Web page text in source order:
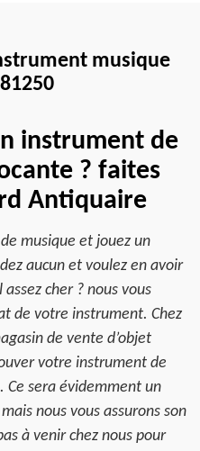
musique
instrument de
? faites
Antiquaire
musique et jouez un
aucun et voulez en avoir
cher ? nous vous
de votre instrument. Chez
de vente d’objet
votre instrument de
Ce sera évidemment un
nous vous assurons son
à venir chez nous pour